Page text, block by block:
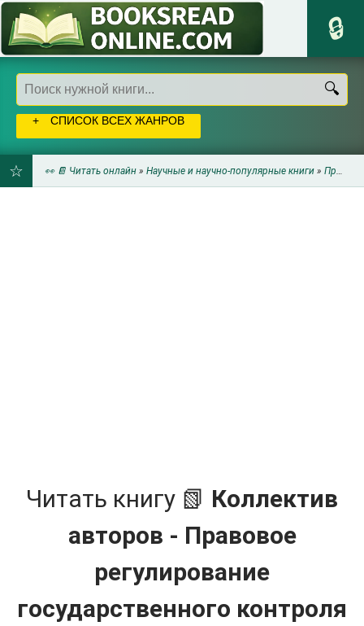
СПИСОК ВСЕХ ЖАНРОВ
👀 📔 Читать онлайн » Научные и научно-популярные книги » Прочая научная литература
Читать книгу 📗 Коллектив
авторов - Правовое
регулирование
государственного контроля